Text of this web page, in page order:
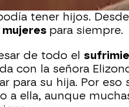
a los Uribe, un
tener hijos.
para siempre.
de todo el
con la señora
para su hija. Por
a ella, aunque